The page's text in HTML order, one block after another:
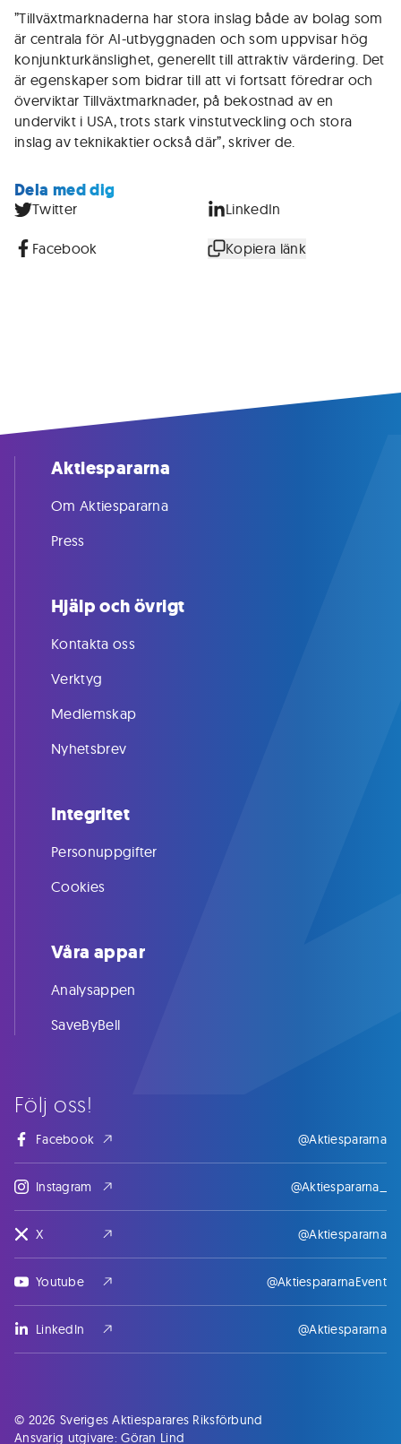
”Tillväxtmarknaderna har stora inslag både av bolag som
är centrala för AI-utbyggnaden och som uppvisar hög
konjunkturkänslighet, generellt till attraktiv värdering. Det
är egenskaper som bidrar till att vi fortsatt föredrar och
överviktar Tillväxtmarknader, på bekostnad av en
undervikt i USA, trots stark vinstutveckling och stora
inslag av teknikaktier också där”, skriver de.
Dela med dig
Twitter LinkedIn
Facebook Kopiera länk
Följ oss!
Facebook @Aktiespararna
Instagram @Aktiespararna_
X @Aktiespararna
Youtube @AktiespararnaEvent
LinkedIn @Aktiespararna
Aktiespararna
Om Aktiespararna
Press
Hjälp och övrigt
Kontakta oss
Verktyg
Medlemskap
Nyhetsbrev
Integritet
Personuppgifter
Cookies
Våra appar
Analysappen
SaveByBell
© 2026 Sveriges Aktiesparares Riksförbund
Ansvarig utgivare: Göran Lind